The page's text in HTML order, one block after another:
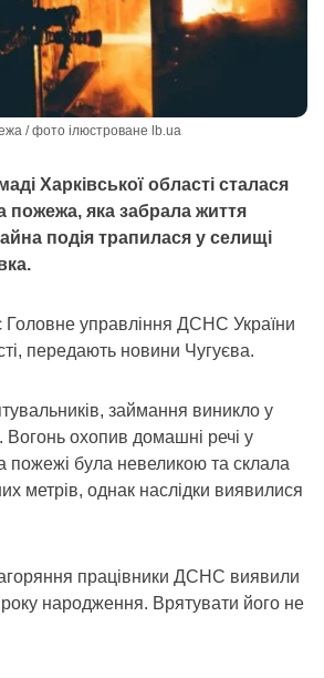
/ фото ілюстроване lb.ua
Харківської області сталася
пожежа, яка забрала життя
подія трапилася у селищі
Головне управління ДСНС України
передають новини Чугуєва.
займання виникло у
Вогонь охопив домашні речі у
пожежі була невеликою та склала
метрів, однак наслідки виявилися
загоряння працівники ДСНС виявили
року народження. Врятувати його не